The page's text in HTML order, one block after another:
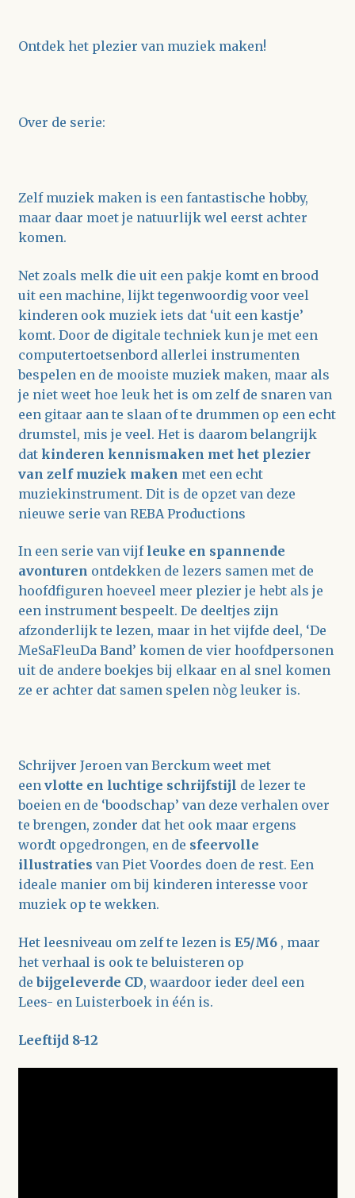
Ontdek het plezier van muziek maken!
Over de serie:
Zelf muziek maken is een fantastische hobby,
maar daar moet je natuurlijk wel eerst achter
komen.
Net zoals melk die uit een pakje komt en brood
uit een machine, lijkt tegenwoordig voor veel
kinderen ook muziek iets dat ‘uit een kastje’
komt. Door de digitale techniek kun je met een
computertoetsenbord allerlei instrumenten
bespelen en de mooiste muziek maken, maar als
je niet weet hoe leuk het is om zelf de snaren van
een gitaar aan te slaan of te drummen op een echt
drumstel, mis je veel. Het is daarom belangrijk
dat kinderen kennismaken met het plezier
van zelf muziek maken met een echt
muziekinstrument. Dit is de opzet van deze
nieuwe serie van REBA Productions
In een serie van vijf leuke en spannende
avonturen ontdekken de lezers samen met de
hoofdfiguren hoeveel meer plezier je hebt als je
een instrument bespeelt. De deeltjes zijn
afzonderlijk te lezen, maar in het vijfde deel, ‘De
MeSaFleuDa Band’ komen de vier hoofdpersonen
uit de andere boekjes bij elkaar en al snel komen
ze er achter dat samen spelen nòg leuker is.
Schrijver Jeroen van Berckum weet met
een vlotte en luchtige schrijfstijl de lezer te
boeien en de ‘boodschap’ van deze verhalen over
te brengen, zonder dat het ook maar ergens
wordt opgedrongen, en de sfeervolle
illustraties van Piet Voordes doen de rest. Een
ideale manier om bij kinderen interesse voor
muziek op te wekken.
Het leesniveau om zelf te lezen is E5/M6, maar
het verhaal is ook te beluisteren op
debijgeleverde CD, waardoor ieder deel een
Lees- en Luisterboek in één is.
Leeftijd 8-12